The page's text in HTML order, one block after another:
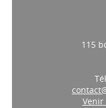
115
Venir